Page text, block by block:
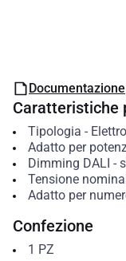
Documentazione
Caratteristiche
Tipologia -
Adatto per
Dimming DALI -
Tensione
Adatto per
Confezione
1 PZ